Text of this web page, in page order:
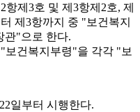
항제3호 및 제3항제2호, 제
제3항까지 중 "보건복지
관"으로 한다.
보건복지부령"을 각각 "보
일부터 시행한다.